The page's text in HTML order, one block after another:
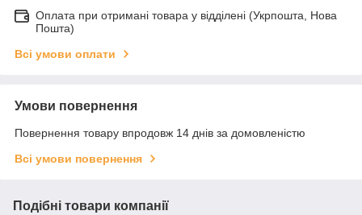
Оплата при отримані товара у відділені (Укрпошта, Нова
Пошта)
Всі умови оплати
Умови повернення
Повернення товару впродовж 14 днів за домовленістю
Всі умови повернення
Подібні товари компанії